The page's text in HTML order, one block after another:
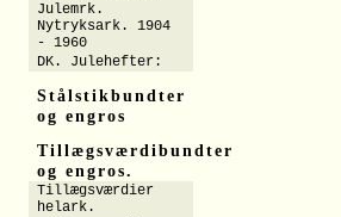
Julemrk.
Nytryksark. 1904
- 1960
DK. Julehefter:
Stålstikbundter
og engros
Tillægsværdibundter
og engros.
Tillægsværdier
helark.